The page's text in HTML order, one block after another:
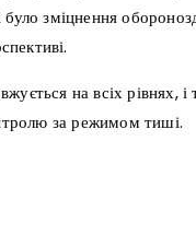
зміцнення
на всіх рівнях,
за режимом тиші.